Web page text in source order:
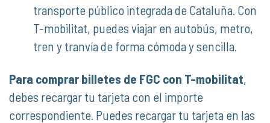
transporte público integrada de Cataluña. Con
T-mobilitat, puedes viajar en autobús, metro,
tren y tranvía de forma cómoda y sencilla.
Para comprar billetes de FGC con T-mobilitat,
debes recargar tu tarjeta con el importe
correspondiente. Puedes recargar tu tarjeta en las